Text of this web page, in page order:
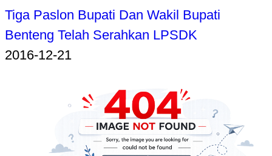
Tiga Paslon Bupati Dan Wakil Bupati
Benteng Telah Serahkan LPSDK
2016-12-21